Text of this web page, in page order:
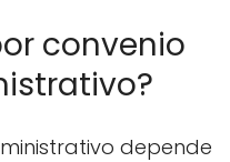
convenio
depende